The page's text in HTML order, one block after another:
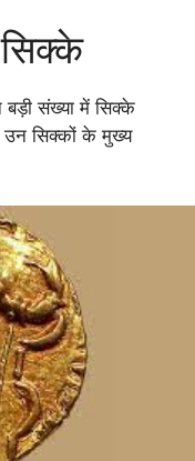
संख्या में सिक्के
उन सिक्कों के मुख्य